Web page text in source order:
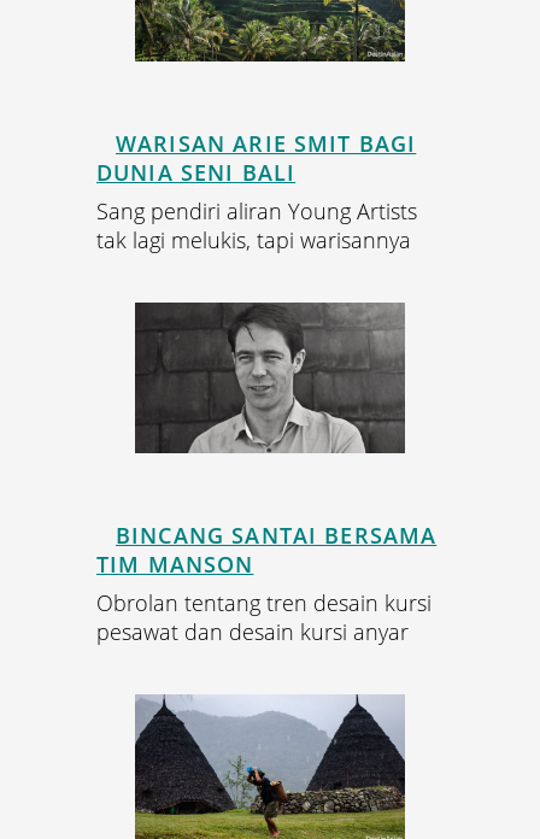
WARISAN ARIE SMIT BAGI
DUNIA SENI BALI
Sang pendiri aliran Young Artists
tak lagi melukis, tapi warisannya
BINCANG SANTAI BERSAMA
TIM MANSON
Obrolan tentang tren desain kursi
pesawat dan desain kursi anyar